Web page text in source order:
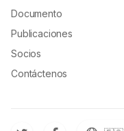
Documento
Publicaciones
Socios
Contáctenos